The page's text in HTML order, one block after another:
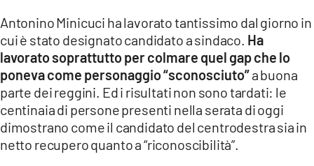
App
ANDROID
APPLE
Antonino Minicuci ha lavorato tantissimo dal giorno in
cui è stato designato candidato a sindaco. Ha
lavorato soprattutto per colmare quel gap che lo
poneva come personaggio “sconosciuto”a buona
parte dei reggini. Ed i risultati non sono tardati: le
centinaia di persone presenti nella serata di oggi
dimostrano come il candidato del centrodestra sia in
netto recupero quanto a “riconoscibilità”.